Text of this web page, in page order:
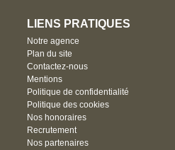
LIENS PRATIQUES
Notre agence
Plan du site
Contactez-nous
Mentions
Politique de confidentialité
Politique des cookies
Nos honoraires
Recrutement
Nos partenaires